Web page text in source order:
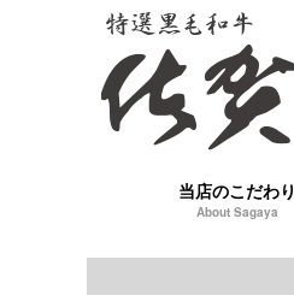
当店のこだわり
About Sagaya